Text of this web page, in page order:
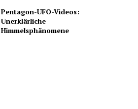
Pentagon-UFO-Videos:
Unerklärliche
Himmelsphänomene